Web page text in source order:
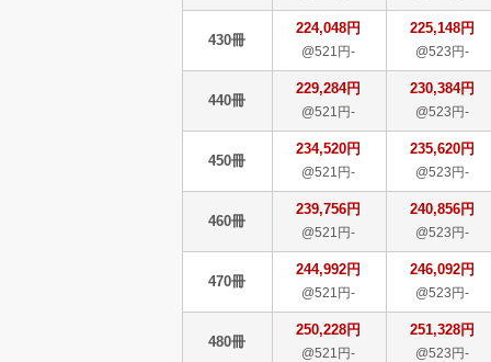
430冊
224,048円
@521円-
225,148円
@523円-
440冊
229,284円
@521円-
230,384円
@523円-
450冊
234,520円
@521円-
235,620円
@523円-
460冊
239,756円
@521円-
240,856円
@523円-
470冊
244,992円
@521円-
246,092円
@523円-
480冊
250,228円
@521円-
251,328円
@523円-